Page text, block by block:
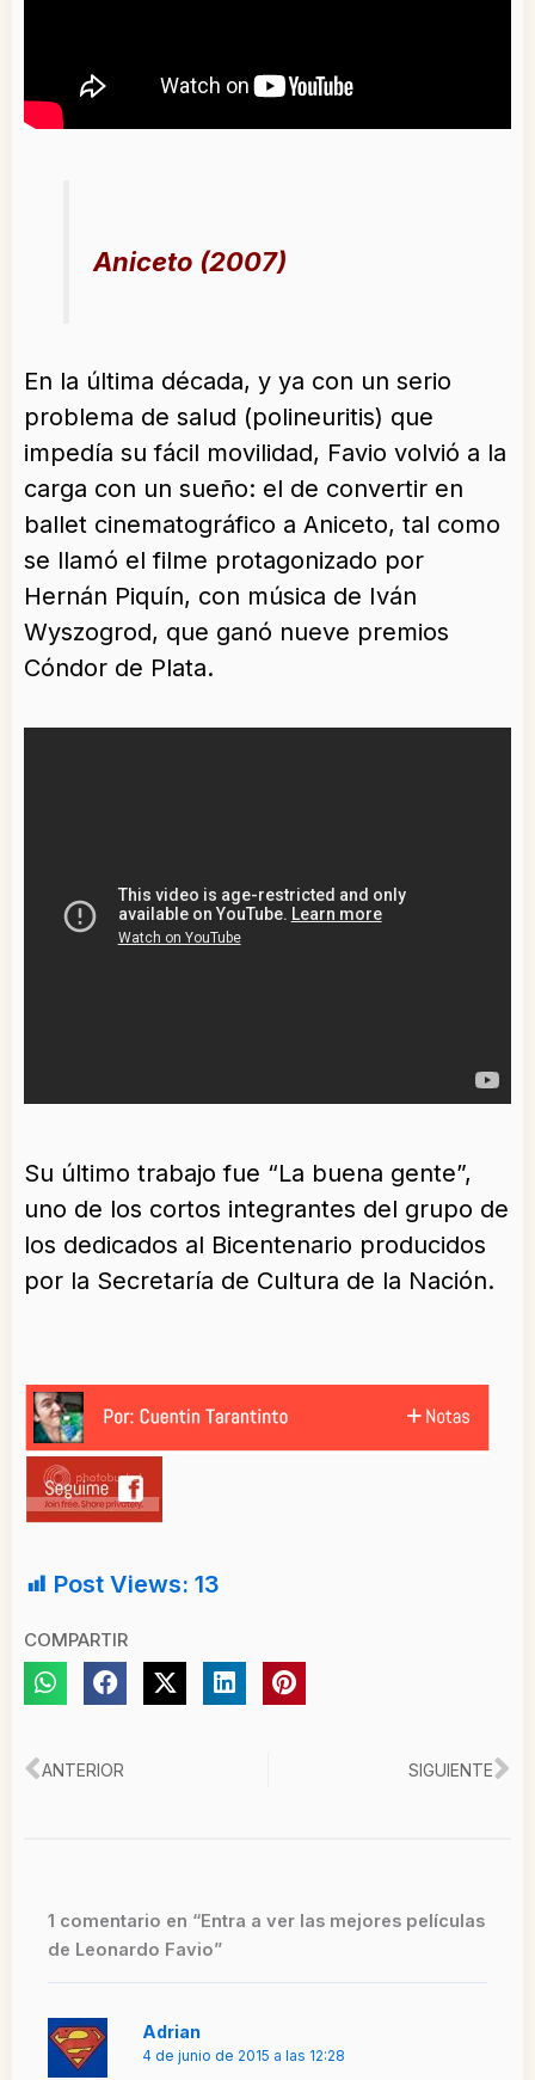
Aniceto (2007)
En la última década, y ya con un serio
problema de salud (polineuritis) que
impedía su fácil movilidad, Favio volvió a la
carga con un sueño: el de convertir en
ballet cinematográfico a Aniceto, tal como
se llamó el filme protagonizado por
Hernán Piquín, con música de Iván
Wyszogrod, que ganó nueve premios
Cóndor de Plata.
Su último trabajo fue “La buena gente”,
uno de los cortos integrantes del grupo de
los dedicados al Bicentenario producidos
por la Secretaría de Cultura de la Nación.
Post Views: 13
COMPARTIR
Ant
ANTERIOR SIGUIENTE
1 comentario en “Entra a ver las mejores películas
de Leonardo Favio”
Adrian
4 de junio de 2015 a las 12:28